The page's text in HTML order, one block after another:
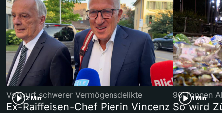
2 Min
Vorwurf schwerer Vermögensdelikte
Ex-Raiffeisen-Chef Pierin Vincenz
1 Min
90 Tonnen
So wird